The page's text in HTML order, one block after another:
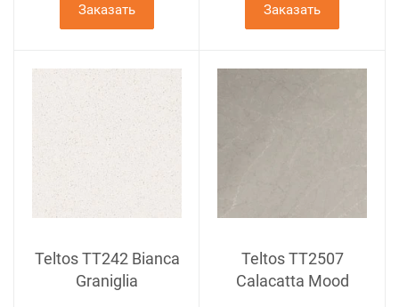
Заказать Заказать
Teltos TT242 Bianca
Graniglia
Teltos TT2507
Calacatta Mood